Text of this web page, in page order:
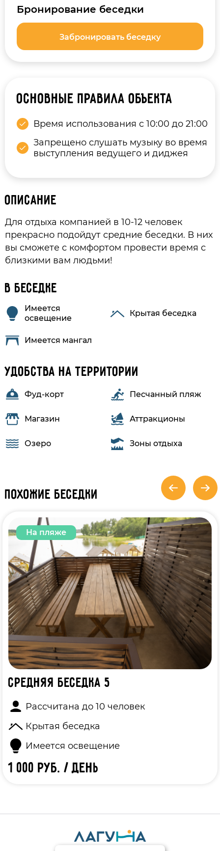
Бронирование беседки
Забронировать беседку
Основные правила объекта
Время использования с 10:00 до 21:00
Запрещено слушать музыку во время
выступления ведущего и диджея
Описание
Для отдыха компанией в 10-12 человек
прекрасно подойдут средние беседки. В них
вы сможете с комфортом провести время с
близкими вам людьми!
В беседке
Имеется
освещение
Крытая беседка
Имеется мангал
Удобства на территории
Фуд-корт Песчанный пляж
Магазин Аттракционы
Озеро Зоны отдыха
Похожие беседки
На пляже
Средняя беседка 5
Рассчитана до 10 человек
Крытая беседка
Имеется освещение
1 000 руб. / день